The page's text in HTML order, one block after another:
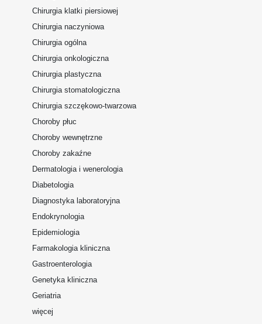
Chirurgia klatki piersiowej
Chirurgia naczyniowa
Chirurgia ogólna
Chirurgia onkologiczna
Chirurgia plastyczna
Chirurgia stomatologiczna
Chirurgia szczękowo-twarzowa
Choroby płuc
Choroby wewnętrzne
Choroby zakaźne
Dermatologia i wenerologia
Diabetologia
Diagnostyka laboratoryjna
Endokrynologia
Epidemiologia
Farmakologia kliniczna
Gastroenterologia
Genetyka kliniczna
Geriatria
więcej